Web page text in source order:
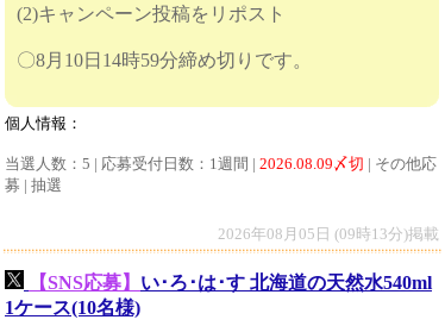
(2)キャンペーン投稿をリポスト
〇8月10日14時59分締め切りです。
個人情報：
当選人数：5 | 応募受付日数：1週間 | 2026.08.09〆切 | その他応
募 | 抽選
2026年08月05日 (09時13分)掲載
【SNS応募】 い･ろ･は･す 北海道の天然水540ml
1ケース(10名様)